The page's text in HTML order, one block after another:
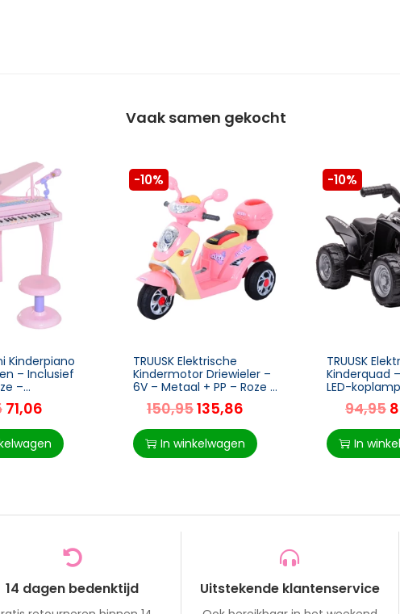
Vaak samen gekocht
Kinderpiano
– Inclusief
–
met
– Leuk voor
71,06
-10%
TRUUSK Elektrische
Kindermotor Driewieler –
6V – Metaal + PP – Roze +
Geel – 108x51x75cm –
Kindervoertuig
150,95135,86
In winkelwagen
-10%
TRUUSK
Kinderquad
LED-
Jaar – Zwart
x 43,5 cm
94,95
In
14 dagen bedenktijd Uitstekende klantenservice